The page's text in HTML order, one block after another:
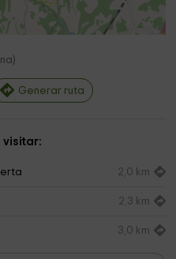
)
Generar ruta
visitar:
2,0 km
2,3 km
3,0 km